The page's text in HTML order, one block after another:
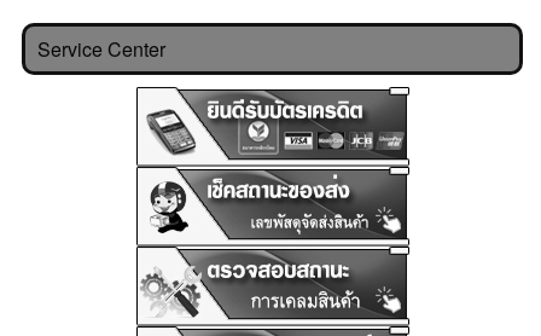
Service Center